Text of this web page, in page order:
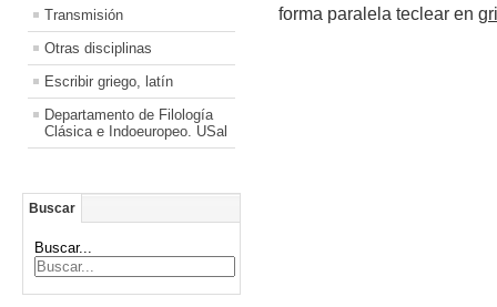
Transmisión
Otras disciplinas
Escribir griego, latín
Departamento de Filología
Clásica e Indoeuropeo. USal
Buscar
Buscar...
forma paralela teclear en